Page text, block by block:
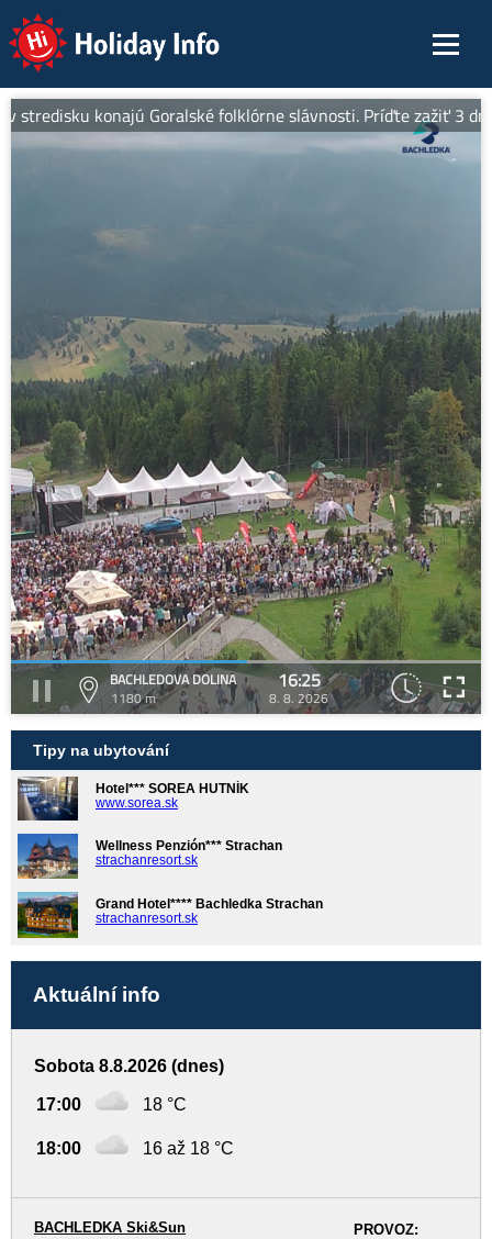
Holiday Info
konajú Goralské folklórne slávnosti. Príďte zažiť 3
BACHLEDOVA DOLINA
1180 m
16:25
8. 8. 2026
Tipy na ubytování
Hotel*** SOREA HUTNÍK
www.sorea.sk
Wellness Penzión*** Strachan
strachanresort.sk
Grand Hotel**** Bachledka Strachan
strachanresort.sk
Aktuální info
Sobota 8.8.2026 (dnes)
17:00 18 °C
18:00 16 až 18 °C
PROVOZ:
BACHLEDKA Ski&Sun